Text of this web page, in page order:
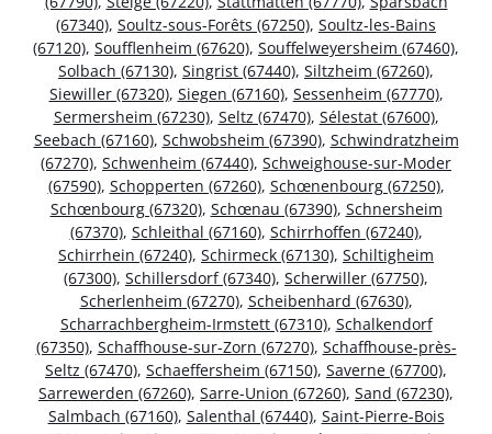
(67340), Soultz-sous-Forêts (67250), Soultz-les-Bains
(67120), Soufflenheim (67620), Souffelweyersheim (67460),
Solbach (67130), Singrist (67440), Siltzheim (67260),
Siewiller (67320), Siegen (67160), Sessenheim (67770),
Sermersheim (67230), Seltz (67470), Sélestat (67600),
Seebach (67160), Schwobsheim (67390), Schwindratzheim
(67270), Schwenheim (67440), Schweighouse-sur-Moder
(67590), Schopperten (67260), Schœnenbourg (67250),
Schœnbourg (67320), Schœnau (67390), Schnersheim
(67370), Schleithal (67160), Schirrhoffen (67240),
Schirrhein (67240), Schirmeck (67130), Schiltigheim
(67300), Schillersdorf (67340), Scherwiller (67750),
Scherlenheim (67270), Scheibenhard (67630),
Scharrachbergheim-Irmstett (67310), Schalkendorf
(67350), Schaffhouse-sur-Zorn (67270), Schaffhouse-près-
Seltz (67470), Schaeffersheim (67150), Saverne (67700),
Sarrewerden (67260), Sarre-Union (67260), Sand (67230),
Salmbach (67160), Salenthal (67440), Saint-Pierre-Bois